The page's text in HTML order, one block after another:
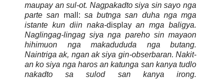
maupay an sul-ot. Nagpakadto siya sin sayo nga
parte san mall: sa butnga san duha nga mga
istante kun diin naka-displayan mga baligya.
Naglingag-lingag siya nga pareho sin mayaon
hihimuon nga makadududa nga butang.
Naintriga ak, ngan ak siya gin-obserbaran. Nakit-
an ko siya nga haros an katunga san kanya tudlo
nakadto sa sulod san kanya irong.